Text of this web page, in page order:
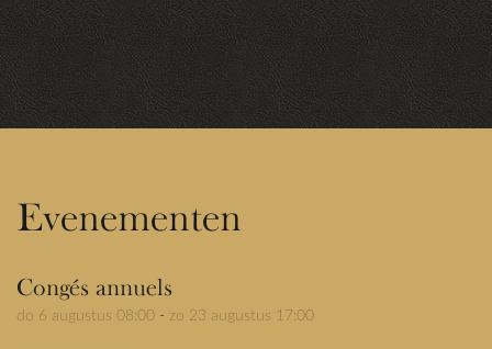
Evenementen
Congés annuels
do 6 augustus 08:00 - zo 23 augustus 17:00